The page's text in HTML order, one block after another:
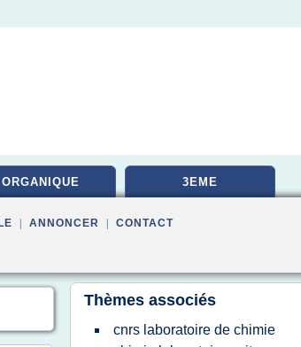
ORGANIQUE 3EME
ANNONCER CONTACT
Thèmes associés
cnrs laboratoire de chimie